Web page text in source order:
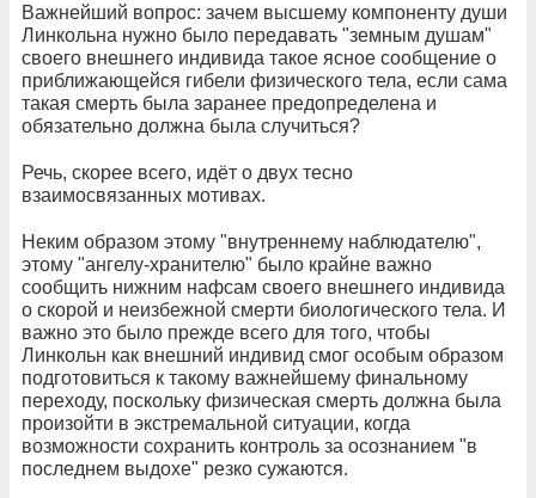
Важнейший вопрос: зачем высшему компоненту души
Линкольна нужно было передавать "земным душам"
своего внешнего индивида такое ясное сообщение о
приближающейся гибели физического тела, если сама
такая смерть была заранее предопределена и
обязательно должна была случиться?
Речь, скорее всего, идёт о двух тесно
взаимосвязанных мотивах.
Неким образом этому "внутреннему наблюдателю",
этому "ангелу-хранителю" было крайне важно
сообщить нижним нафсам своего внешнего индивида
о скорой и неизбежной смерти биологического тела. И
важно это было прежде всего для того, чтобы
Линкольн как внешний индивид смог особым образом
подготовиться к такому важнейшему финальному
переходу, поскольку физическая смерть должна была
произойти в экстремальной ситуации, когда
возможности сохранить контроль за осознанием "в
последнем выдохе" резко сужаются.